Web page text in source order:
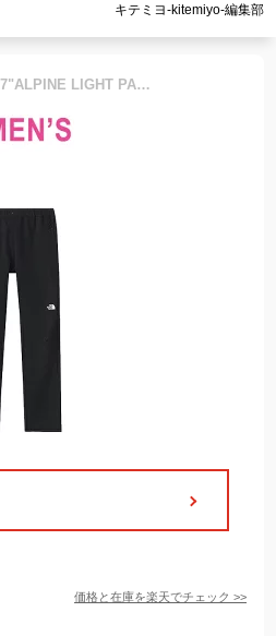
キテミヨ-kitemiyo-編集部
【THE NORTH FACE】ザ ノースフェイス NBW32027"ALPINE LIGHT PANT"(レディース) アルパイン ライト パンツ クライミング トレッキング ストレッチ 速乾 登山 山岳 ボトムス ストリート スポーツ アウトドア【レディース】4カラー 国内正規 10%OFF セール 2021SS
価格と在庫を楽天でチェック >>